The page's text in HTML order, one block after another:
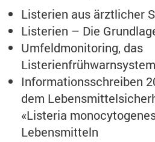
Listerien aus ärztlicher
Listerien – Die
Umfeldmonitoring, das
Listerienfrühwarnsystem
Informationsschreiben
dem
«Listeria
Lebensmitteln